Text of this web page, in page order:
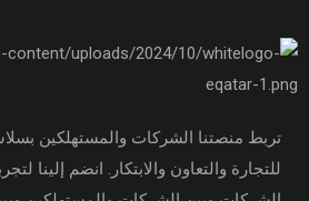
تربط منصتنا الشركات والمستهلكين
للتجارة والتعاون والابتكار. انضم إلينا